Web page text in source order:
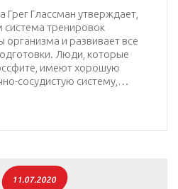
Грег Глассман утверждает,
система тренировок
организма и развивает все
Люди, которые
имеют хорошую
сосудистую систему,…
11.07.2020